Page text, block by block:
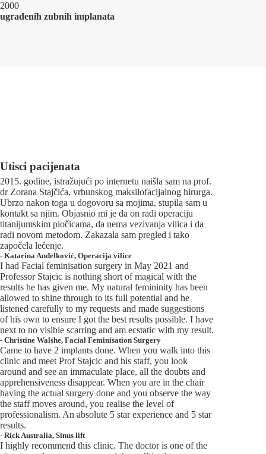
2000
ugrađenih zubnih implanata
Utisci pacijenata
2015. godine, istražujući po internetu naišla sam na prof.
dr Zorana Stajčića, vrhunskog maksilofacijalnog hirurga.
Ubrzo nakon toga u dogovoru sa mojima, stupila sam u
kontakt sa njim. Objasnio mi je da on radi operaciju
titanijumskim pločicama, da nema vezivanja vilica i da
radi novom metodom. Zakazala sam pregled i tako
započela lečenje.
- Katarina Anđelković, Operacija vilice
I had Facial feminisation surgery in May 2021 and
Professor Stajcic is nothing short of magical with the
results he has given me. My natural femininity has been
allowed to shine through to its full potential and he
listened carefully to my requests and made suggestions
of his own to ensure I got the best results possible. I have
next to no visible scarring and am ecstatic with my result.
- Christine Walshe, Facial Feminisation Surgery
Came to have 2 implants done. When you walk into this
clinic and meet Prof Stajcic and his staff, you look
around and see an immaculate place, all the doubts and
apprehensiveness disappear. When you are in the chair
having the actual surgery done and you observe the way
the staff moves around, you realise the level of
professionalism. An absolute 5 star experience and 5 star
results.
- Rick Australia, Sinus lift
I highly recommend this clinic. The doctor is one of the